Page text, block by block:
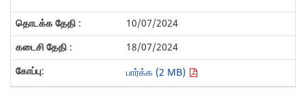
10/07/2024
18/07/2024
பார்க்க (2 MB)